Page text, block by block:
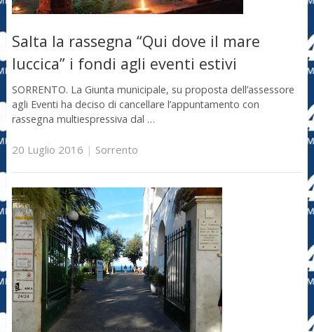
Salta la rassegna “Qui dove il mare
luccica” i fondi agli eventi estivi
SORRENTO. La Giunta municipale, su proposta dell’assessore
agli Eventi ha deciso di cancellare l’appuntamento con
rassegna multiespressiva dal …
20 Luglio 2016 | Sorrento